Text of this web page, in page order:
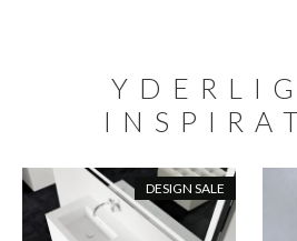
DESIGN SALE